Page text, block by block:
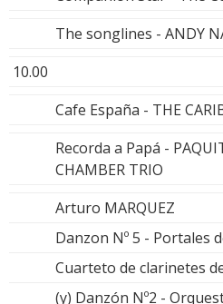
The songlines - ANDY
10.00
Cafe España - THE
Recorda a Papá -
CHAMBER TRIO
Arturo MARQUEZ
Danzon Nº 5 - Portales
Cuarteto de clarinetes
(y) Danzón Nº2 -